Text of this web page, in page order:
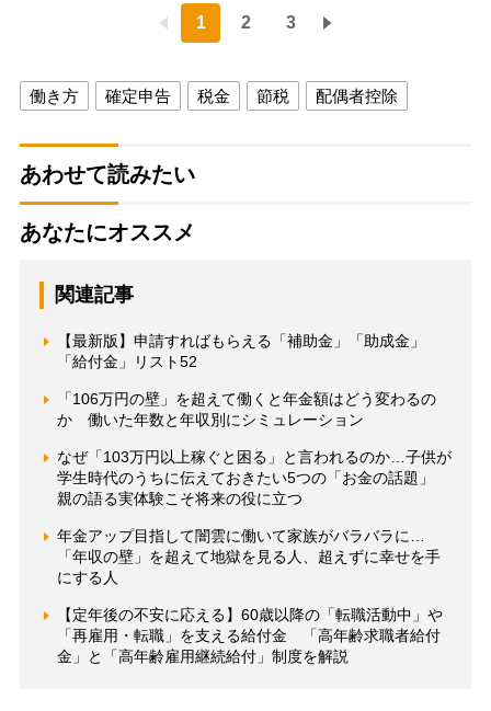
1 2 3
働き方 確定申告 税金 節税 配偶者控除
あわせて読みたい
あなたにオススメ
関連記事
【最新版】申請すればもらえる「補助金」「助成金」
「給付金」リスト52
「106万円の壁」を超えて働くと年金額はどう変わるの
か 働いた年数と年収別にシミュレーション
なぜ「103万円以上稼ぐと困る」と言われるのか…子供が
学生時代のうちに伝えておきたい5つの「お金の話題」
親の語る実体験こそ将来の役に立つ
年金アップ目指して闇雲に働いて家族がバラバラに…
「年収の壁」を超えて地獄を見る人、超えずに幸せを手
にする人
【定年後の不安に応える】60歳以降の「転職活動中」や
「再雇用・転職」を支える給付金 「高年齢求職者給付
金」と「高年齢雇用継続給付」制度を解説